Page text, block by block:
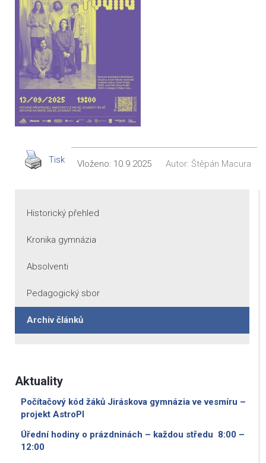
Tisk Vloženo: 10.9.2025 Autor: Štěpán Macura
Historický přehled
Kronika gymnázia
Absolventi
Pedagogický sbor
Archiv článků
Aktuality
Počítačový kód žáků Jiráskova gymnázia ve vesmíru –
projekt AstroPI
Úřední hodiny o prázdninách – každou středu 8:00 –
12:00